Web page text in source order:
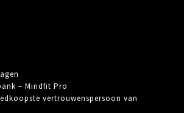
– Mindfit Pro
vertrouwenspersoon van